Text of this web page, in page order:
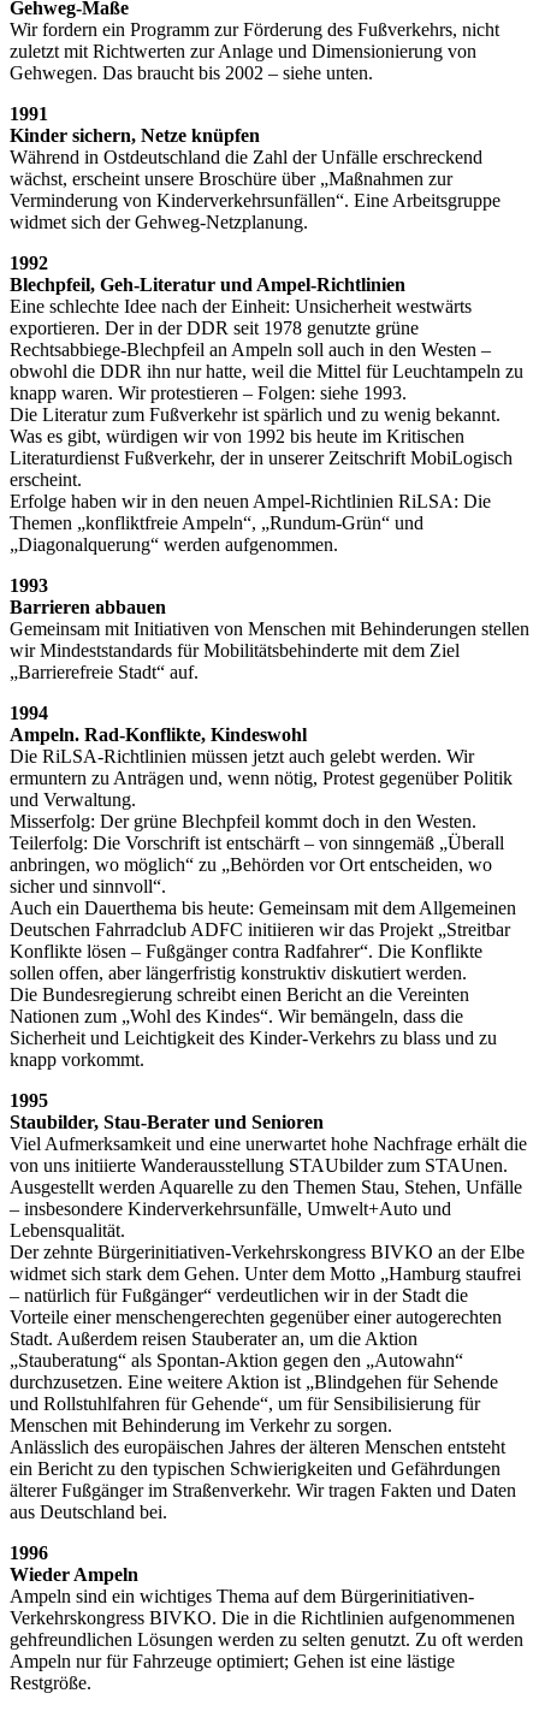
Gehweg-Maße
Wir fordern ein Programm zur Förderung des Fußverkehrs, nicht
zuletzt mit Richtwerten zur Anlage und Dimensionierung von
Gehwegen. Das braucht bis 2002 – siehe unten.
1991
Kinder sichern, Netze knüpfen
Während in Ostdeutschland die Zahl der Unfälle erschreckend
wächst, erscheint unsere Broschüre über „Maßnahmen zur
Verminderung von Kinderverkehrsunfällen“. Eine Arbeitsgruppe
widmet sich der Gehweg-Netzplanung.
1992
Blechpfeil, Geh-Literatur und Ampel-Richtlinien
Eine schlechte Idee nach der Einheit: Unsicherheit westwärts
exportieren. Der in der DDR seit 1978 genutzte grüne
Rechtsabbiege-Blechpfeil an Ampeln soll auch in den Westen –
obwohl die DDR ihn nur hatte, weil die Mittel für Leuchtampeln zu
knapp waren. Wir protestieren – Folgen: siehe 1993.
Die Literatur zum Fußverkehr ist spärlich und zu wenig bekannt.
Was es gibt, würdigen wir von 1992 bis heute im Kritischen
Literaturdienst Fußverkehr, der in unserer Zeitschrift MobiLogisch
erscheint.
Erfolge haben wir in den neuen Ampel-Richtlinien RiLSA: Die
Themen „konfliktfreie Ampeln“, „Rundum-Grün“ und
„Diagonalquerung“ werden aufgenommen.
1993
Barrieren abbauen
Gemeinsam mit Initiativen von Menschen mit Behinderungen stellen
wir Mindeststandards für Mobilitätsbehinderte mit dem Ziel
„Barrierefreie Stadt“ auf.
1994
Ampeln. Rad-Konflikte, Kindeswohl
Die RiLSA-Richtlinien müssen jetzt auch gelebt werden. Wir
ermuntern zu Anträgen und, wenn nötig, Protest gegenüber Politik
und Verwaltung.
Misserfolg: Der grüne Blechpfeil kommt doch in den Westen.
Teilerfolg: Die Vorschrift ist entschärft – von sinngemäß „Überall
anbringen, wo möglich“ zu „Behörden vor Ort entscheiden, wo
sicher und sinnvoll“.
Auch ein Dauerthema bis heute: Gemeinsam mit dem Allgemeinen
Deutschen Fahrradclub ADFC initiieren wir das Projekt „Streitbar
Konflikte lösen – Fußgänger contra Radfahrer“. Die Konflikte
sollen offen, aber längerfristig konstruktiv diskutiert werden.
Die Bundesregierung schreibt einen Bericht an die Vereinten
Nationen zum „Wohl des Kindes“. Wir bemängeln, dass die
Sicherheit und Leichtigkeit des Kinder-Verkehrs zu blass und zu
knapp vorkommt.
1995
Staubilder, Stau-Berater und Senioren
Viel Aufmerksamkeit und eine unerwartet hohe Nachfrage erhält die
von uns initiierte Wanderausstellung STAUbilder zum STAUnen.
Ausgestellt werden Aquarelle zu den Themen Stau, Stehen, Unfälle
– insbesondere Kinderverkehrsunfälle, Umwelt+Auto und
Lebensqualität.
Der zehnte Bürgerinitiativen-Verkehrskongress BIVKO an der Elbe
widmet sich stark dem Gehen. Unter dem Motto „Hamburg staufrei
– natürlich für Fußgänger“ verdeutlichen wir in der Stadt die
Vorteile einer menschengerechten gegenüber einer autogerechten
Stadt. Außerdem reisen Stauberater an, um die Aktion
„Stauberatung“ als Spontan-Aktion gegen den „Autowahn“
durchzusetzen. Eine weitere Aktion ist „Blindgehen für Sehende
und Rollstuhlfahren für Gehende“, um für Sensibilisierung für
Menschen mit Behinderung im Verkehr zu sorgen.
Anlässlich des europäischen Jahres der älteren Menschen entsteht
ein Bericht zu den typischen Schwierigkeiten und Gefährdungen
älterer Fußgänger im Straßenverkehr. Wir tragen Fakten und Daten
aus Deutschland bei.
1996
Wieder Ampeln
Ampeln sind ein wichtiges Thema auf dem Bürgerinitiativen-
Verkehrskongress BIVKO. Die in die Richtlinien aufgenommenen
gehfreundlichen Lösungen werden zu selten genutzt. Zu oft werden
Ampeln nur für Fahrzeuge optimiert; Gehen ist eine lästige
Restgröße.